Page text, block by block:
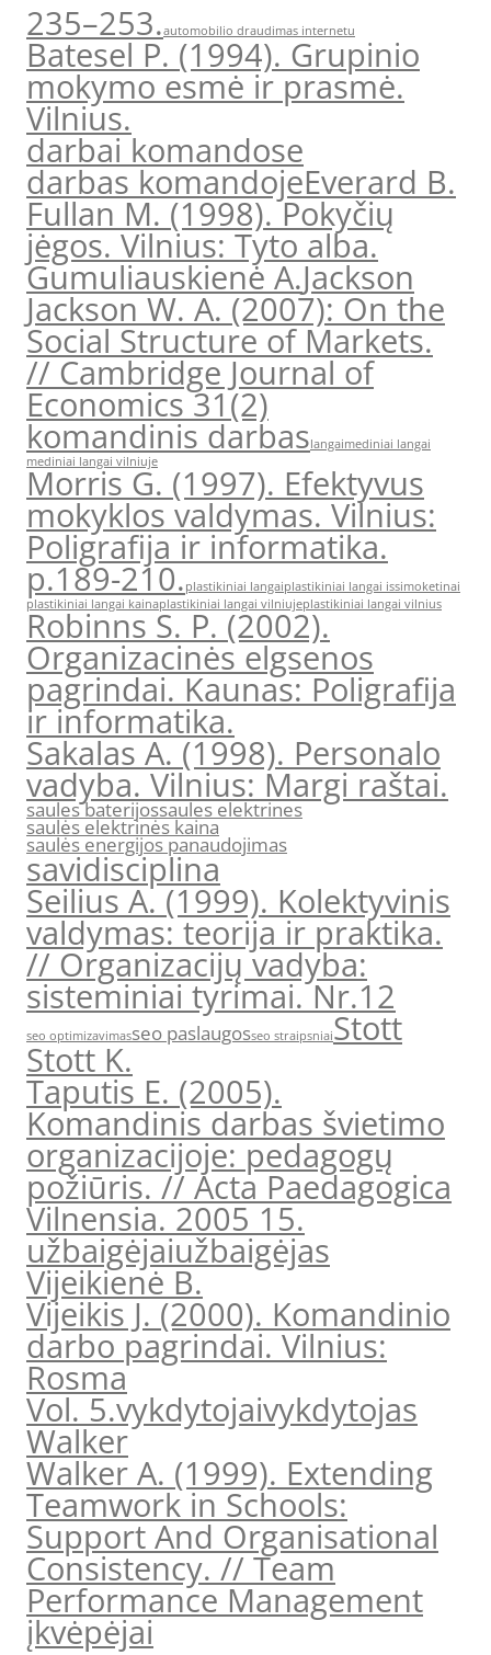
235–253.automobilio draudimas internetu
Batesel P. (1994). Grupinio
mokymo esmė ir prasmė.
Vilnius.
darbai komandose
darbas komandojeEverard B.
Fullan M. (1998). Pokyčių
jėgos. Vilnius: Tyto alba.
Gumuliauskienė A.Jackson
Jackson W. A. (2007): On the
Social Structure of Markets.
// Cambridge Journal of
Economics 31(2)
komandinis darbaslangaimediniai langai
mediniai langai vilniuje
Morris G. (1997). Efektyvus
mokyklos valdymas. Vilnius:
Poligrafija ir informatika.
p.189-210. plastikiniai langaiplastikiniai langai issimoketinai
plastikiniai langai kainaplastikiniai langai vilniujeplastikiniai langai vilnius
Robinns S. P. (2002).
Organizacinės elgsenos
pagrindai. Kaunas: Poligrafija
ir informatika.
Sakalas A. (1998). Personalo
vadyba. Vilnius: Margi raštai.
saules baterijossaules elektrines
saulės elektrinės kaina
saulės energijos panaudojimas
savidisciplina
Seilius A. (1999). Kolektyvinis
valdymas: teorija ir praktika.
// Organizacijų vadyba:
sisteminiai tyrimai. Nr.12
seo optimizavimasseo paslaugosseo straipsniaiStott
Stott K.
Taputis E. (2005).
Komandinis darbas švietimo
organizacijoje: pedagogų
požiūris. // Acta Paedagogica
Vilnensia. 2005 15.
užbaigėjaiužbaigėjas
Vijeikienė B.
Vijeikis J. (2000). Komandinio
darbo pagrindai. Vilnius:
Rosma
Vol. 5.vykdytojaivykdytojas
Walker
Walker A. (1999). Extending
Teamwork in Schools:
Support And Organisational
Consistency. // Team
Performance Management
įkvėpėjai